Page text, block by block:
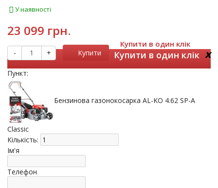
У наявності
23 099 грн.
- + Купити
Купити в один клік
Купити в один клік x
Пункт:
Бензинова газонокосарка AL-KO 4.62 SP-A
Classic
Кількість:
Ім'я
Телефон